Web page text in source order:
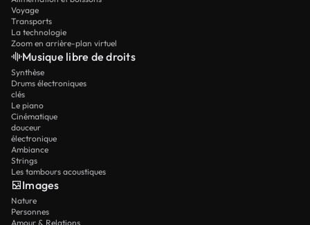
Voyage
Transports
La technologie
Zoom en arrière-plan virtuel
Musique libre de droits
Synthèse
Drums électroniques
clés
Le piano
Cinématique
douceur
électronique
Ambiance
Strings
Les tambours acoustiques
Images
Nature
Personnes
Amour & Relations